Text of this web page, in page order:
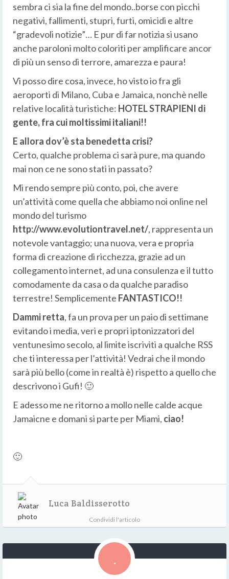
sembra ci sia la fine del mondo..borse con picchi
negativi, fallimenti, stupri, furti, omicidi e altre
“gradevoli notizie”… E pur di far notizia si usano
anche paroloni molto coloriti per amplificare ancor
di più un senso di terrore, amarezza e paura!
Vi posso dire cosa, invece, ho visto io fra gli
aeroporti di Milano, Cuba e Jamaica, nonchè nelle
relative località turistiche: HOTEL STRAPIENI di
gente, fra cui moltissimi italiani!!
E allora dov’è sta benedetta crisi?
Certo, qualche problema ci sarà pure, ma quando
mai non ce ne sono stati in passato?
Mi rendo sempre più conto, poi, che avere
un’attività come quella che abbiamo noi online nel
mondo del turismo
http://www.evolutiontravel.net/, rappresenta un
notevole vantaggio; una nuova, vera e propria
forma di creazione di ricchezza, grazie ad un
collegamento internet, ad una consulenza e il tutto
comodamente da casa o da qualche paradiso
terrestre! Semplicemente FANTASTICO!!
Dammi retta, fa un prova per un paio di settimane
evitando i media, veri e propri iptonizzatori del
ventunesimo secolo, al limite iscriviti a qualche RSS
che ti interessa per l’attività! Vedrai che il mondo
sarà più bello (come in realtà è) rispetto a quello che
descrivono i Gufi! 🙂
E adesso me ne ritorno a mollo nelle calde acque
Jamaicne e domani si parte per Miami, ciao!
🙂
Luca Baldisserotto
Condividi l'articolo